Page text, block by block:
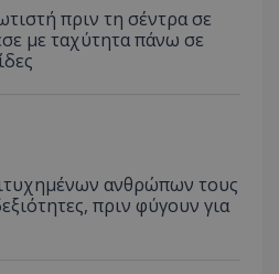
πριν τη σέντρα σε
με ταχύτητα πάνω σε
ανθρώπων τους
πριν φύγουν για